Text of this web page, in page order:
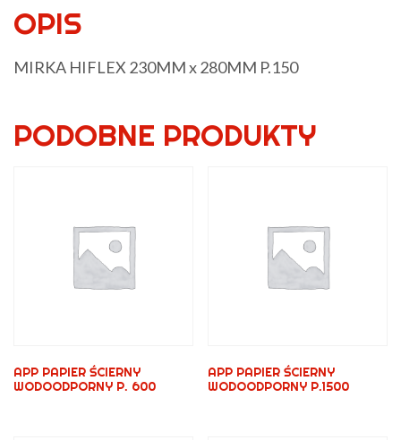
OPIS
MIRKA HIFLEX 230MM x 280MM P.150
PODOBNE PRODUKTY
APP PAPIER ŚCIERNY
WODOODPORNY P. 600
APP PAPIER ŚCIERNY
WODOODPORNY P.1500